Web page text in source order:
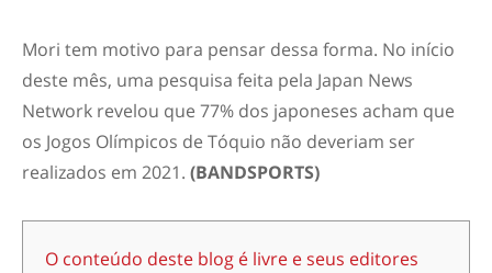
Mori tem motivo para pensar dessa forma. No início
deste mês, uma pesquisa feita pela Japan News
Network revelou que 77% dos japoneses acham que
os Jogos Olímpicos de Tóquio não deveriam ser
realizados em 2021. (BANDSPORTS)
O conteúdo deste blog é livre e seus editores